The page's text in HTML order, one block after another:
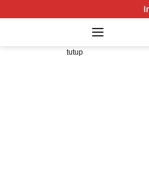
ke
Indonesia dan ICRC
tutup